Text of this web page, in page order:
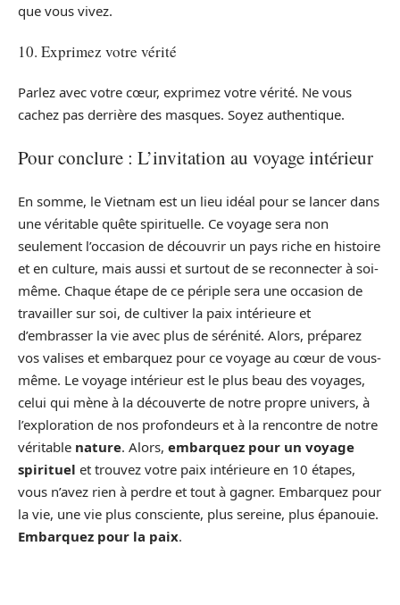
que vous vivez.
10. Exprimez votre vérité
Parlez avec votre cœur, exprimez votre vérité. Ne vous
cachez pas derrière des masques. Soyez authentique.
Pour conclure : L’invitation au voyage intérieur
En somme, le Vietnam est un lieu idéal pour se lancer dans
une véritable quête spirituelle. Ce voyage sera non
seulement l’occasion de découvrir un pays riche en histoire
et en culture, mais aussi et surtout de se reconnecter à soi-
même. Chaque étape de ce périple sera une occasion de
travailler sur soi, de cultiver la paix intérieure et
d’embrasser la vie avec plus de sérénité. Alors, préparez
vos valises et embarquez pour ce voyage au cœur de vous-
même. Le voyage intérieur est le plus beau des voyages,
celui qui mène à la découverte de notre propre univers, à
l’exploration de nos profondeurs et à la rencontre de notre
véritable nature. Alors, embarquez pour un voyage
spirituel et trouvez votre paix intérieure en 10 étapes,
vous n’avez rien à perdre et tout à gagner. Embarquez pour
la vie, une vie plus consciente, plus sereine, plus épanouie.
Embarquez pour la paix.